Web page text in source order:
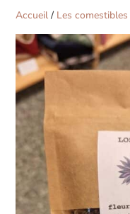
Accueil / Les comestibles